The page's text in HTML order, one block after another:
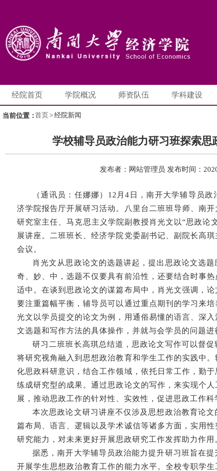
经院首页 学院概况 师资队伍 学科建设
当前位置：首页 > 经院新闻
学校辅导员政治能力研习班探索思
发布者：网站管理员 发布时间：
（通讯员：任娜娜）12月4日，南开大学辅导员
济学院报告厅开展研习活动。八里台二班班导师、南
研究室主任、马克思主义学院副教授肖光文以“思政论
展讲座。二班班长、经济学院党委副书记、副院长高
会议。
肖光文从思政论文的选题讲起，提出思政论文选
奇、妙、中，选题不仅要具有前沿性，还要结合时事
适中。在谈到思政论文的谋篇布局中，肖光文强调，
要注重篇幅平衡，辅导员可以通过重点期刊的学习来
光文以学员提交的论文为例，用通俗易懂的语言、深
文选题和写作方法的具体操作，并就与会学员的问题
研习二班班长高琪总结道，思政论文写作可以督
将研究视角融入到思想政治教育和学生工作的实践中
化思政科研意识，结合工作领域，依托日常工作，勤
练成研究型的成果。通过思政论文的写作，来实现个
展，推动思政工作的针对性、实效性，促进思政工作
本次思政论文研习讲座不仅涉及思想政治教育论
篇布局、语言、逻辑以及学术诚信等诸多方面，实用
研究能力，对未来更好开展思政研究工作发挥助力作用
据悉，南开大学辅导员政治能力提升研习班旨在
开展学生思想政治教育工作的能力水平。全校专职学